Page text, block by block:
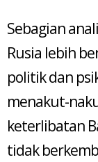
Sebagian
Rusia lebih
politik dan
menakut-
keterlibatan
tidak